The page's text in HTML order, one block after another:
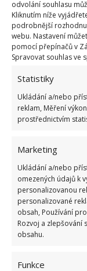
odvolání souhlasu
Kliknutím níže
podrobnější
webu. Nastavení
pomocí přepínačů v
Spravovat souhlas ve
Statistiky
Ukládání a/nebo
reklam, Měření
prostřednictvím
Marketing
Ukládání a/nebo
omezených údajů k
personalizovanou
personalizované
obsah, Používání
Rozvoj a zlepšování
obsahu.
Funkce
Jestli použijete
snítku
konci procesu
se mohly dříve
později na
stonky včetně
několik minut
Porady